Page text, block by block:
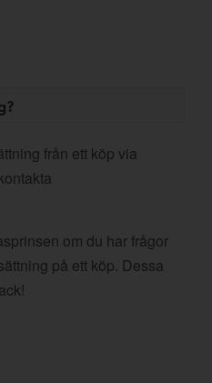
från ett köp via
om du har frågor
på ett köp. Dessa